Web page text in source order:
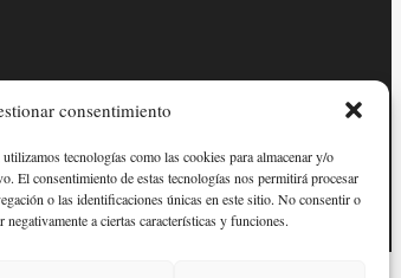
consentimiento
tecnologías como las cookies para almacenar y/o
El consentimiento de estas tecnologías nos permitirá procesar
o las identificaciones únicas en este sitio. No consentir o
a ciertas características y funciones.